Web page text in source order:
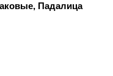
Падалица